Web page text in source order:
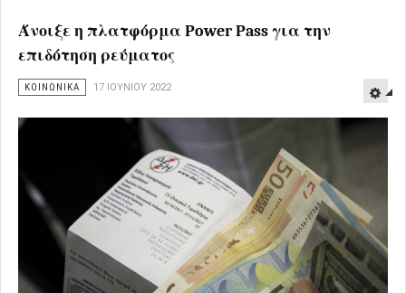
Άνοιξε η πλατφόρμα Power Pass για την
επιδότηση ρεύματος
ΚΟΙΝΩΝΙΚΑ 17 ΙΟΥΝΊΟΥ 2022